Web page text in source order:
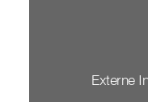
Externe